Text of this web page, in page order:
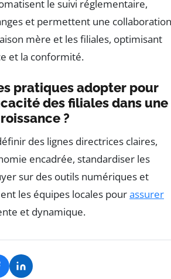
le suivi réglementaire,
et permettent une collaboration
mère et les filiales, optimisant
et la conformité.
pratiques adopter pour
des filiales dans une
?
des lignes directrices claires,
encadrée, standardiser les
sur des outils numériques et
les équipes locales pourassurer
et dynamique.